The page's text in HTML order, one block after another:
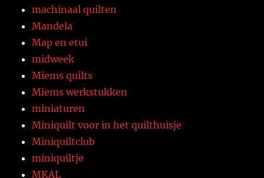
machinaal quilten
Mandela
Map en etui
midweek
Miems quilts
Miems werkstukken
miniaturen
Miniquilt voor in het quilthuisje
Miniquiltclub
miniquiltje
MKAL